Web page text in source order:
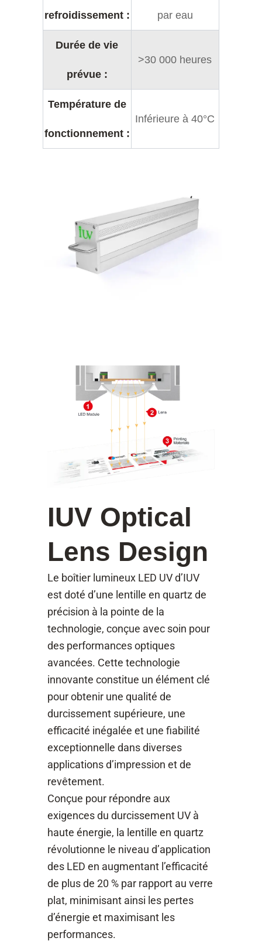
refroidissement : par eau
Durée de vie
prévue :
>30 000 heures
Température de
fonctionnement :
Inférieure à 40°C
IUV Optical
Lens Design
Le boîtier lumineux LED UV d’IUV
est doté d’une lentille en quartz de
précision à la pointe de la
technologie, conçue avec soin pour
des performances optiques
avancées. Cette technologie
innovante constitue un élément clé
pour obtenir une qualité de
durcissement supérieure, une
efficacité inégalée et une fiabilité
exceptionnelle dans diverses
applications d’impression et de
revêtement.
Conçue pour répondre aux
exigences du durcissement UV à
haute énergie, la lentille en quartz
révolutionne le niveau d’application
des LED en augmentant l’efficacité
de plus de 20 % par rapport au verre
plat, minimisant ainsi les pertes
d’énergie et maximisant les
performances.